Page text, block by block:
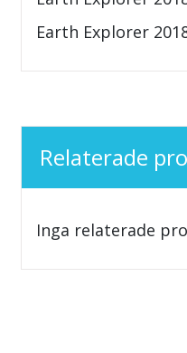
Earth Explorer
Relaterade
Inga relaterade